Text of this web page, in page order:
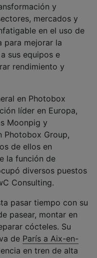
y
mercados y
en el uso de
para mejorar la
sus equipos e
rendimiento y
en Photobox
líder en Europa,
Moonpig y
Photobox Group,
de ellos en
la función de
diversos puestos
Consulting.
pasar tiempo con su
pasear, montar en
cócteles. Su
de París a Aix-en-
en tren de alta